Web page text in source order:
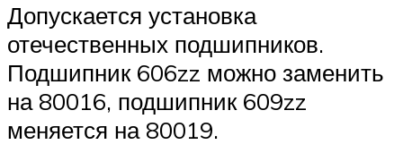
Допускается установка
отечественных подшипников.
Подшипник 606zz можно заменить
на 80016, подшипник 609zz
меняется на 80019.